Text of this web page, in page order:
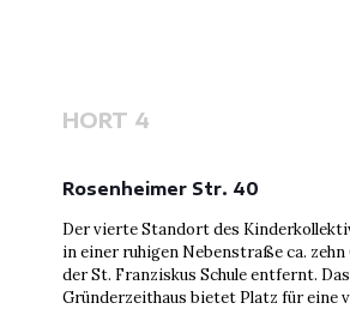
HORT 4
Rosenheimer Str. 40
Der vierte Standort des
in einer ruhigen Nebenstraße ca.
der St. Franziskus Schule entfernt.
Gründerzeithaus bietet Platz für eine